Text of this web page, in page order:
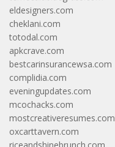
eldesigners.com
cheklani.com
totodal.com
apkcrave.com
bestcarinsurancewsa.com
complidia.com
eveningupdates.com
mcochacks.com
mostcreativeresumes.com
oxcarttavern.com